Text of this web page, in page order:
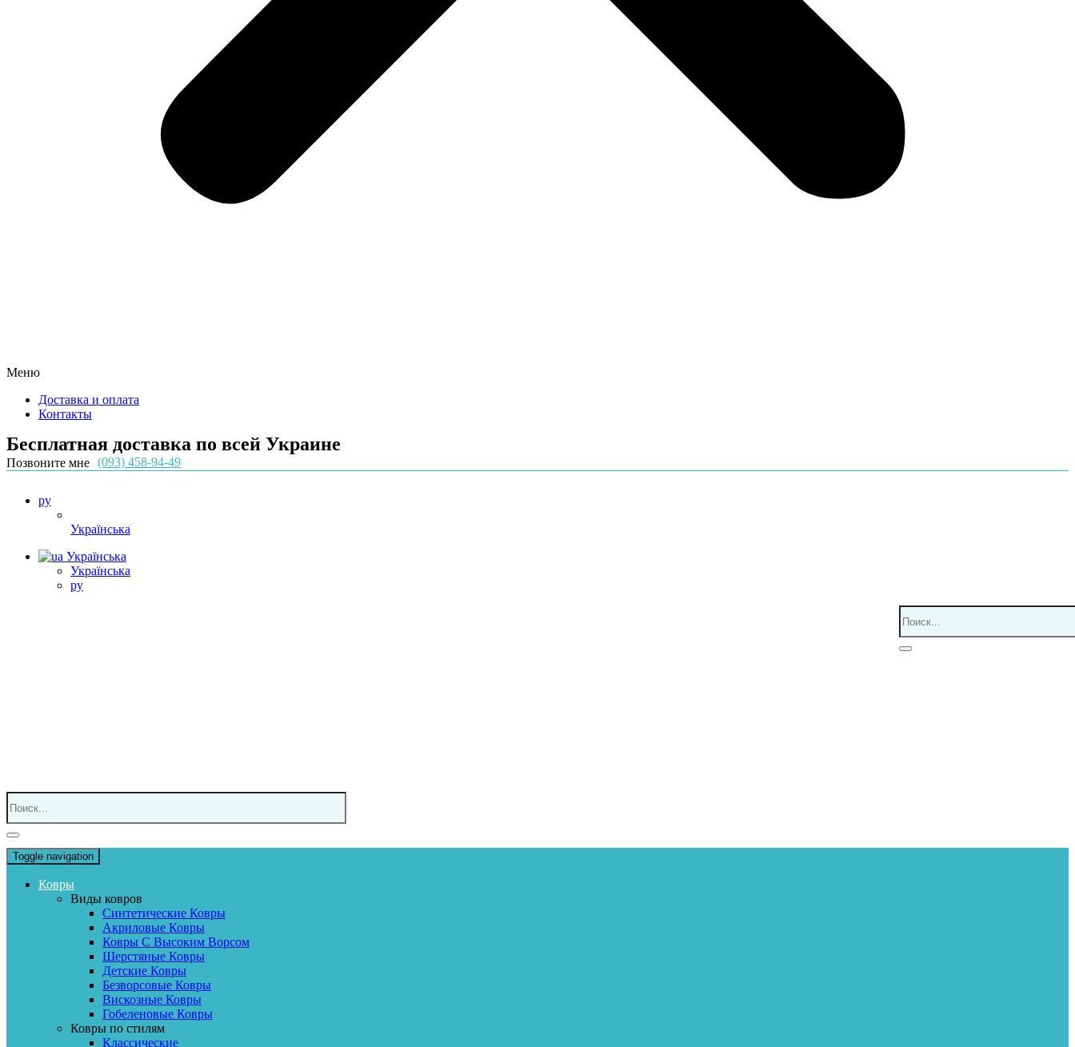
Меню
Доставка и оплата
Контакты
Бесплатная доставка по всей Украине
Позвоните мне (093) 458-94-49
ру
Українська
Українська
Українська
ру
Toggle navigation
Ковры
Виды ковров
Синтетические Ковры
Акриловые Ковры
Ковры С Высоким Ворсом
Шерстяные Ковры
Детские Ковры
Безворсовые Ковры
Вискозные Ковры
Гобеленовые Ковры
Ковры по стилям
Классические